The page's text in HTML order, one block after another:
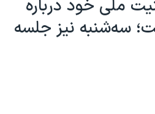
ملی خود درباره
سه‌شنبه نیز جلسه